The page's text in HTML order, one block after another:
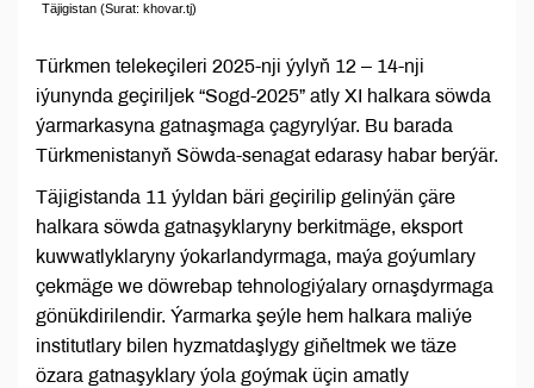
Täjigistan (Surat: khovar.tj)
Türkmen telekeçileri 2025-nji ýylyň 12 – 14-nji
iýunynda geçiriljek “Sogd-2025” atly XI halkara söwda
ýarmarkasyna gatnaşmaga çagyrylýar. Bu barada
Türkmenistanyň Söwda-senagat edarasy habar berýär.
Täjigistanda 11 ýyldan bäri geçirilip gelinýän çäre
halkara söwda gatnaşyklaryny berkitmäge, eksport
kuwwatlyklaryny ýokarlandyrmaga, maýa goýumlary
çekmäge we döwrebap tehnologiýalary ornaşdyrmaga
gönükdirilendir. Ýarmarka şeýle hem halkara maliýe
institutlary bilen hyzmatdaşlygy giňeltmek we täze
özara gatnaşyklary ýola goýmak üçin amatly